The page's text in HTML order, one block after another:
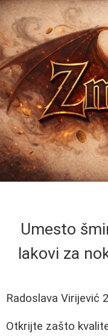
Umesto
lakovi za
Radoslava Virijević
Otkrijte zašto